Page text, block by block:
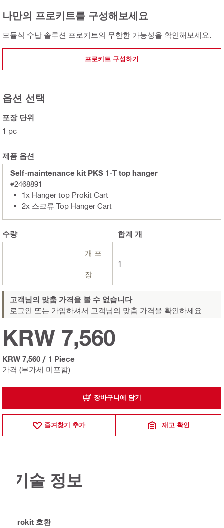
나만의 프로키트를 구성해보세요
모듈식 수납 솔루션 프로키트의 무한한 가능성을 확인해보세요.
프로키트 구성하기
옵션 선택
포장 단위
1 pc
제품 옵션
Self-maintenance kit PKS 1-T top hanger
#2468891
1x Hanger top Prokit Cart
2x 스크류 Top Hanger Cart
수량
개 포
장
합계 개
1
고객님의 맞춤 가격을 볼 수 없습니다
로그인 또는 가입하셔서 고객님의 맞춤 가격을 확인하세요
가격 (부가세 미포함)
KRW 7,560
KRW 7,560 / 1 Piece
장바구니에 담기
즐겨찾기 추가 재고 확인
기술 정보
Prokit 호환